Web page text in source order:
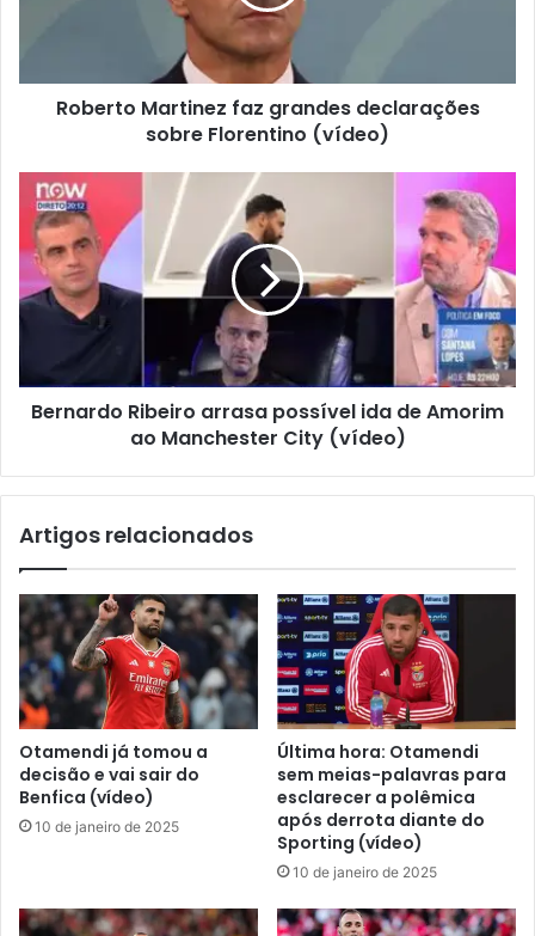
Roberto Martinez faz grandes declarações
sobre Florentino (vídeo)
Bernardo Ribeiro arrasa possível ida de Amorim
ao Manchester City (vídeo)
Artigos relacionados
Otamendi já tomou a
decisão e vai sair do
Benfica (vídeo)
10 de janeiro de 2025
Última hora: Otamendi
sem meias-palavras para
esclarecer a polêmica
após derrota diante do
Sporting (vídeo)
10 de janeiro de 2025